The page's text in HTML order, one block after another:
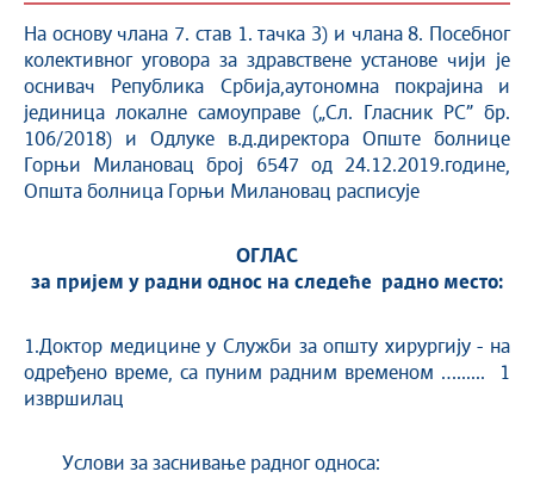
На основу члана 7. став 1. тачка 3) и члана 8. Посебног
колективног уговора за здравствене установе чији је
оснивач Република Србија,аутономна покрајина и
јединица локалне самоуправе („Сл. Гласник РС” бр.
106/2018) и Одлуке в.д.директора Опште болнице
Горњи Милановац број 6547 од 24.12.2019.године,
Општа болница Горњи Милановац расписује
ОГЛАС
за пријем у радни однос на следеће радно место:
1.Доктор медицине у Служби за општу хирургију - на
одређено време, са пуним радним временом …...... 1
извршилац
Услови за заснивање радног односа: